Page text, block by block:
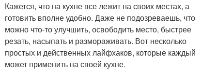
Кажется, что на кухне все лежит на своих местах, а
готовить вполне удобно. Даже не подозреваешь, что
можно что-то улучшить, освободить место, быстрее
резать, насыпать и размораживать. Вот несколько
простых и действенных лайфхаков, которые каждый
может применить на своей кухне.